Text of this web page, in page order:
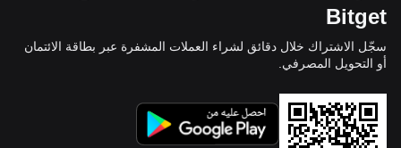
Bitget
سجّل الاشتراك خلال دقائق لشراء العملات المشفرة عبر بطاقة الائتمان
أو التحويل المصرفي.